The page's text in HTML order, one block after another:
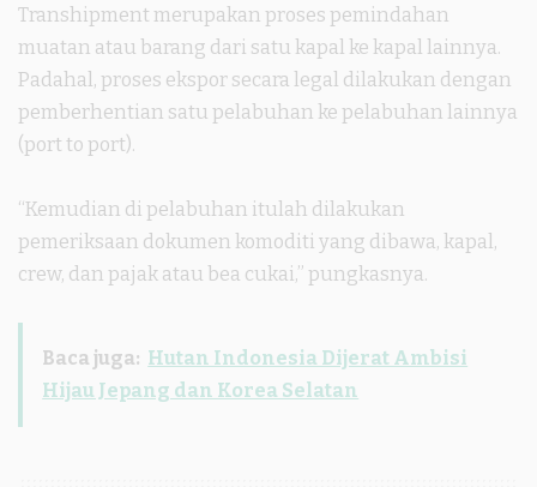
Transhipment merupakan proses pemindahan
muatan atau barang dari satu kapal ke kapal lainnya.
Padahal, proses ekspor secara legal dilakukan dengan
pemberhentian satu pelabuhan ke pelabuhan lainnya
(port to port).
“Kemudian di pelabuhan itulah dilakukan
pemeriksaan dokumen komoditi yang dibawa, kapal,
crew, dan pajak atau bea cukai,” pungkasnya.
Baca juga: Hutan Indonesia Dijerat Ambisi
Hijau Jepang dan Korea Selatan